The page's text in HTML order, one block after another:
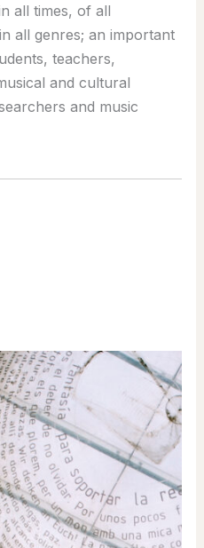
all times, of all
all genres; an important
teachers,
and cultural
and music